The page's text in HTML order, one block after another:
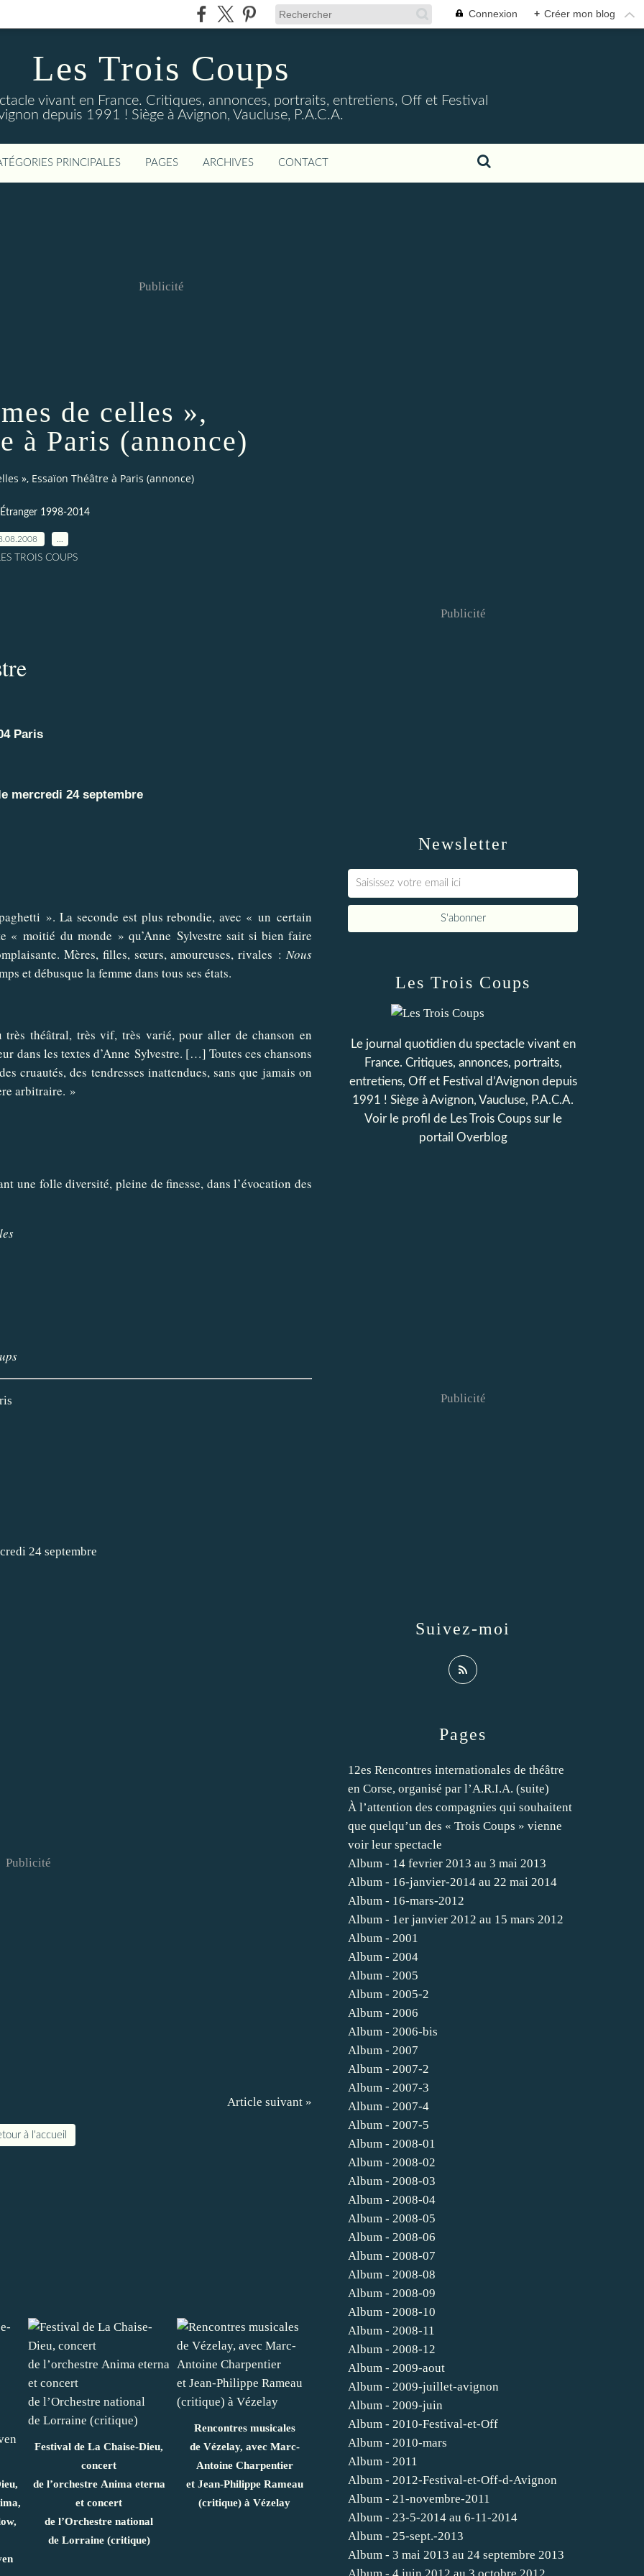
Connexion + Créer mon blog
Les Trois Coups
vivant en France. Critiques, annonces, portraits, entretiens, Off et Festival
depuis 1991 ! Siège à Avignon, Vaucluse, P.A.C.A.
PRINCIPALES PAGES ARCHIVES CONTACT
Publicité
de celles »,
à Paris (annonce)
», Essaïon Théâtre à Paris (annonce)
Étranger 1998-2014
TROIS COUPS
Paris
mercredi 24 septembre
». La seconde est plus rebondie, avec « un certain
moitié du monde » qu’Anne Sylvestre sait si bien faire
Mères, filles, sœurs, amoureuses, rivales : Nous
et débusque la femme dans tous ses états.
théâtral, très vif, très varié, pour aller de chanson en
dans les textes d’Anne Sylvestre. […] Toutes ces chansons
cruautés, des tendresses inattendues, sans que jamais on
arbitraire. »
une folle diversité, pleine de finesse, dans l’évocation des
24 septembre
Publicité
Article suivant »
à l'accueil
Festival de La Chaise-Dieu,
concert
de l’orchestre Anima eterna
et concert
de l’Orchestre national
de Lorraine (critique)
Rencontres musicales
de Vézelay, avec Marc-
Antoine Charpentier
et Jean-Philippe Rameau
(critique) à Vézelay
Newsletter
Publicité
Pages
12es Rencontres internationales de théâtre
en Corse, organisé par l’A.R.I.A. (suite)
À l’attention des compagnies qui souhaitent
que quelqu’un des « Trois Coups » vienne
voir leur spectacle
Album - 14 fevrier 2013 au 3 mai 2013
Album - 16-janvier-2014 au 22 mai 2014
Album - 16-mars-2012
Album - 1er janvier 2012 au 15 mars 2012
Album - 2001
Album - 2004
Album - 2005
Album - 2005-2
Album - 2006
Album - 2006-bis
Album - 2007
Album - 2007-2
Album - 2007-3
Album - 2007-4
Album - 2007-5
Album - 2008-01
Album - 2008-02
Album - 2008-03
Album - 2008-04
Album - 2008-05
Album - 2008-06
Album - 2008-07
Album - 2008-08
Album - 2008-09
Album - 2008-10
Album - 2008-11
Album - 2008-12
Album - 2009-aout
Album - 2009-juillet-avignon
Album - 2009-juin
Album - 2010-Festival-et-Off
Album - 2010-mars
Album - 2011
Album - 2012-Festival-et-Off-d-Avignon
Album - 21-novembre-2011
Album - 23-5-2014 au 6-11-2014
Album - 25-sept.-2013
Album - 3 mai 2013 au 24 septembre 2013
Les Trois Coups
Le journal quotidien du spectacle vivant en
France. Critiques, annonces, portraits,
entretiens, Off et Festival d’Avignon depuis
1991 ! Siège à Avignon, Vaucluse, P.A.C.A.
Voir le profil de Les Trois Coupssur le
portail Overblog
Suivez-moi
Publicité